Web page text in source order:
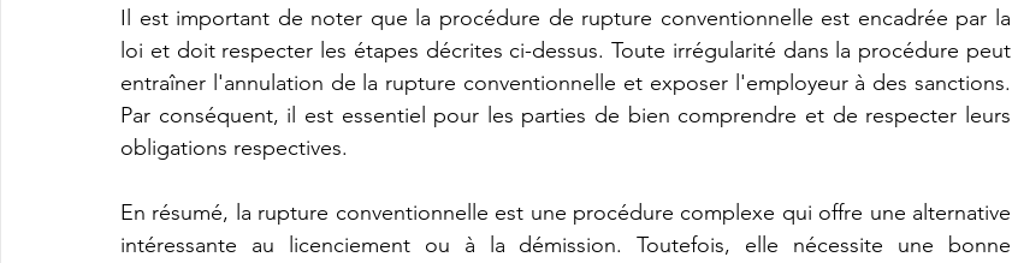
Il est important de noter que la procédure de rupture conventionnelle est encadrée par la
loi et doit respecter les étapes décrites ci-dessus. Toute irrégularité dans la procédure peut
entraîner l'annulation de la rupture conventionnelle et exposer l'employeur à des sanctions.
Par conséquent, il est essentiel pour les parties de bien comprendre et de respecter leurs
obligations respectives.
En résumé, la rupture conventionnelle est une procédure complexe qui offre une alternative
intéressante au licenciement ou à la démission. Toutefois, elle nécessite une bonne